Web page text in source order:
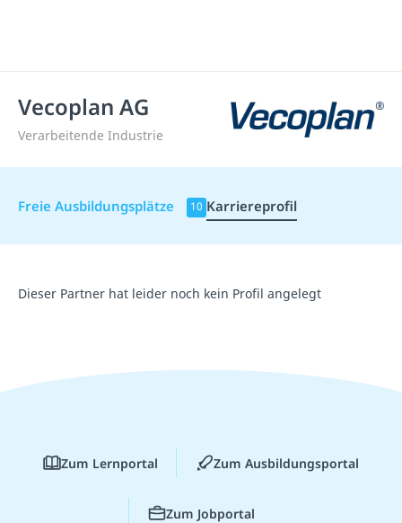
Vecoplan AG
Verarbeitende Industrie
Freie Ausbildungsplätze 10 Karriereprofil
Dieser Partner hat leider noch kein Profil angelegt
Zum Lernportal Zum Ausbildungsportal
Zum Jobportal